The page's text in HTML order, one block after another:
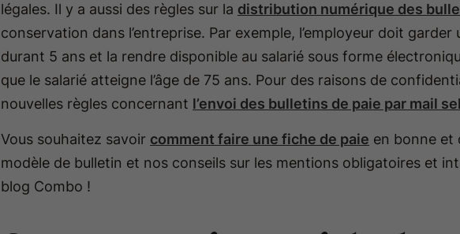
légales. Il y a aussi des règles sur la distribution numérique des
conservation dans l’entreprise. Par exemple, l’employeur doit
durant 5 ans et la rendre disponible au salarié sous forme
que le salarié atteigne l’âge de 75 ans. Pour des raisons de
nouvelles règles concernant l’envoi des bulletins de paie par mail
Vous souhaitez savoir comment faire une fiche de paie en bonne et
modèle de bulletin et nos conseils sur les mentions obligatoires et
blog Combo !